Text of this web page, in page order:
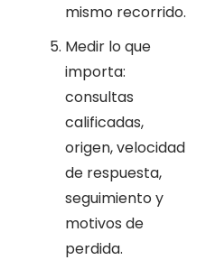
mismo recorrido.
Medir lo que
importa:
consultas
calificadas,
origen, velocidad
de respuesta,
seguimiento y
motivos de
perdida.